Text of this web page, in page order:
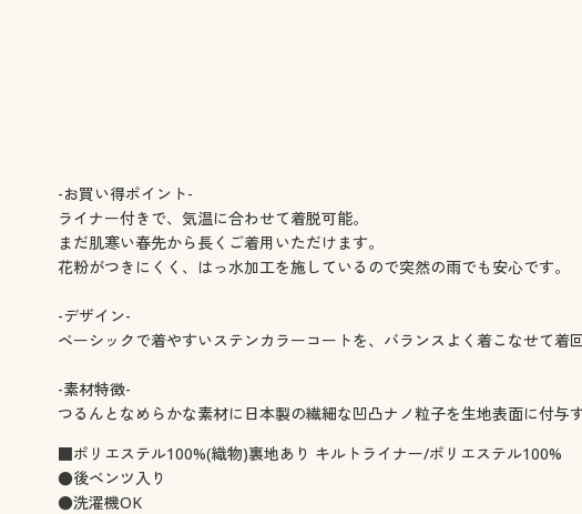
-お買い得ポイント-
ライナー付きで、気温に合わせて着脱可能。
まだ肌寒い春先から長くご着用いただけます。
花粉がつきにくく、はっ水加工を施しているので突然の雨でも安心です。
-デザイン-
ベーシックで着やすいステンカラーコートを、バランスよく着こなせて
-素材特徴-
つるんとなめらかな素材に日本製の繊細な凹凸ナノ粒子を生地表面に付与
■ポリエステル100%(織物)裏地あり キルトライナー/ポリエステル100%
●後ベンツ入り
●洗濯機OK